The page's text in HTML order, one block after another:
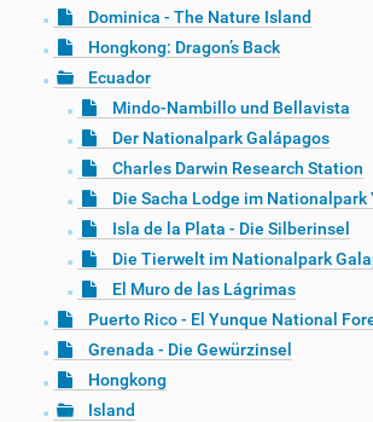
Dominica - The Nature Island
Hongkong: Dragon’s Back
Ecuador
Mindo-Nambillo und Bellavista
Der Nationalpark Galápagos
Charles Darwin Research Station
Die Sacha Lodge im Nationalpark
Isla de la Plata - Die Silberinsel
Die Tierwelt im Nationalpark
El Muro de las Lágrimas
Puerto Rico - El Yunque National
Grenada - Die Gewürzinsel
Hongkong
Island